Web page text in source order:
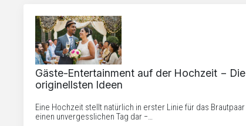
Gäste-Entertainment auf der Hochzeit − Die
originellsten Ideen
Eine Hochzeit stellt natürlich in erster Linie für das Brautpaar
einen unvergesslichen Tag dar −…